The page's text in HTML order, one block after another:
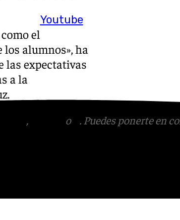
Youtube
el
los alumnos», ha
las expectativas
a la
, o
. Puedes ponerte en